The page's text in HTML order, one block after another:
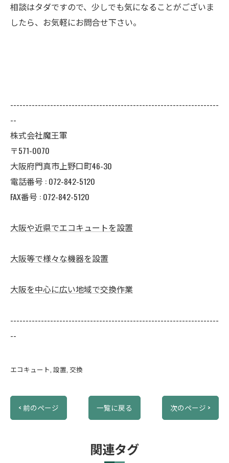
相談はタダですので、少しでも気になることがございま
したら、お気軽にお問合せ下さい。
--------------------------------------------------------------------
--
株式会社魔王軍
〒571-0070
大阪府門真市上野口町46-30
電話番号 : 072-842-5120
FAX番号 : 072-842-5120
大阪や近県でエコキュートを設置
大阪等で様々な機器を設置
大阪を中心に広い地域で交換作業
--------------------------------------------------------------------
--
エコキュート 設置 交換
< 前のページ 一覧に戻る 次のページ >
関連タグ